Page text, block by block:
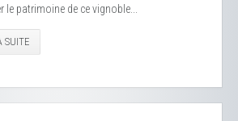
le patrimoine de ce vignoble...
SUITE